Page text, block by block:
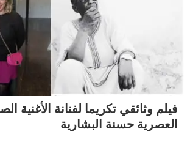
فيلم وثائقي تكريما لفنانة الأغنية
العصرية حسنة البشارية